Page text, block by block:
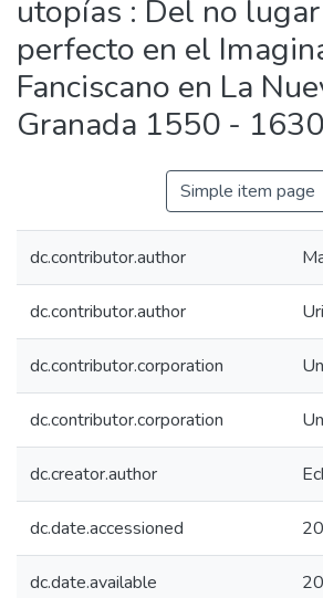
utopías : Del no
perfecto en el
Fanciscano en La
Granada 1550 -
Simple item page
dc.contributor.author
dc.contributor.author
dc.contributor.corporation
dc.contributor.corporation
dc.creator.author
dc.date.accessioned
dc.date.available